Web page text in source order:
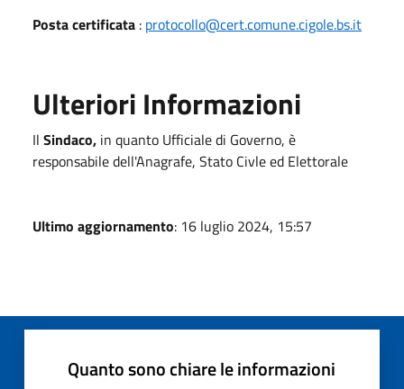
Posta certificata : protocollo@cert.comune.cigole.bs.it
Ulteriori Informazioni
Il Sindaco, in quanto Ufficiale di Governo, è
responsabile dell'Anagrafe, Stato Civle ed Elettorale
Ultimo aggiornamento: 16 luglio 2024, 15:57
Quanto sono chiare le informazioni